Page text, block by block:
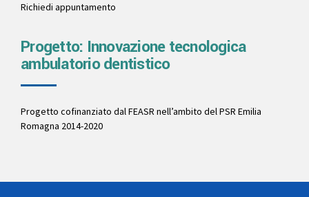
Richiedi appuntamento
Progetto: Innovazione tecnologica
ambulatorio dentistico
Progetto cofinanziato dal FEASR nell’ambito del PSR Emilia
Romagna 2014-2020